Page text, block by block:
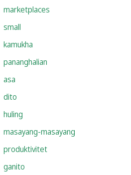
marketplaces
small
kamukha
pananghalian
asa
dito
huling
masayang-masayang
produktivitet
ganito